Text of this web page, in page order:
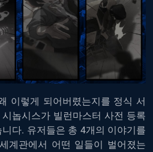
이렇게 되어버렸는지를 정식 서
놉시스가 빌런마스터 사전 등록
다. 유저들은 총 4개의 이야기를
계관에서 어떤 일들이 벌어졌는